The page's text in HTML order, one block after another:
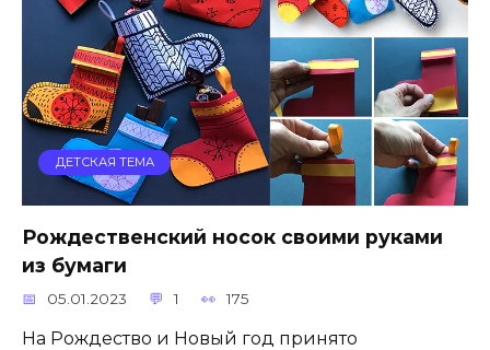
ДЕТСКАЯ ТЕМА
Рождественский носок своими руками
из бумаги
05.01.2023 1 175
На Рождество и Новый год принято